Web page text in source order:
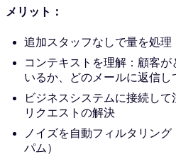
メリット：
追加スタッフなしで量を処理
コンテキストを理解：顧客
いるか、どのメールに返信し
ビジネスシステムに接続して
リクエストの解決
ノイズを自動フィルタリン
パム）